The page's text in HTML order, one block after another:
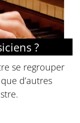
?
se regrouper
d’autres